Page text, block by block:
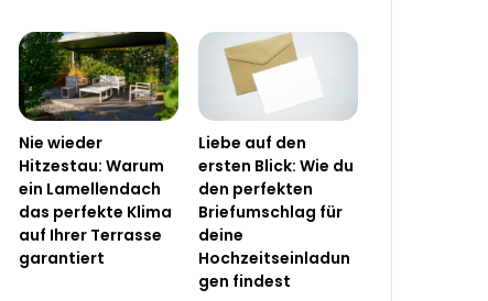
Nie wieder
Hitzestau: Warum
ein Lamellendach
das perfekte Klima
auf Ihrer Terrasse
garantiert
Liebe auf den
ersten Blick: Wie du
den perfekten
Briefumschlag für
deine
Hochzeitseinladun
gen findest